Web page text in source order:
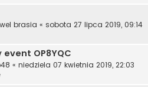
brasia « sobota 27 lipca 2019, 09:14
event OP8YQC
« niedziela 07 kwietnia 2019, 22:03